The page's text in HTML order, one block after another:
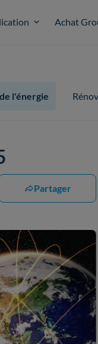
Achat
l'énergie
Partager